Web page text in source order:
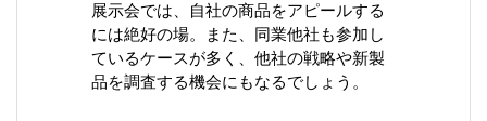
展示会では、自社の商品をアピールする
には絶好の場。また、同業他社も参加し
ているケースが多く、他社の戦略や新製
品を調査する機会にもなるでしょう。